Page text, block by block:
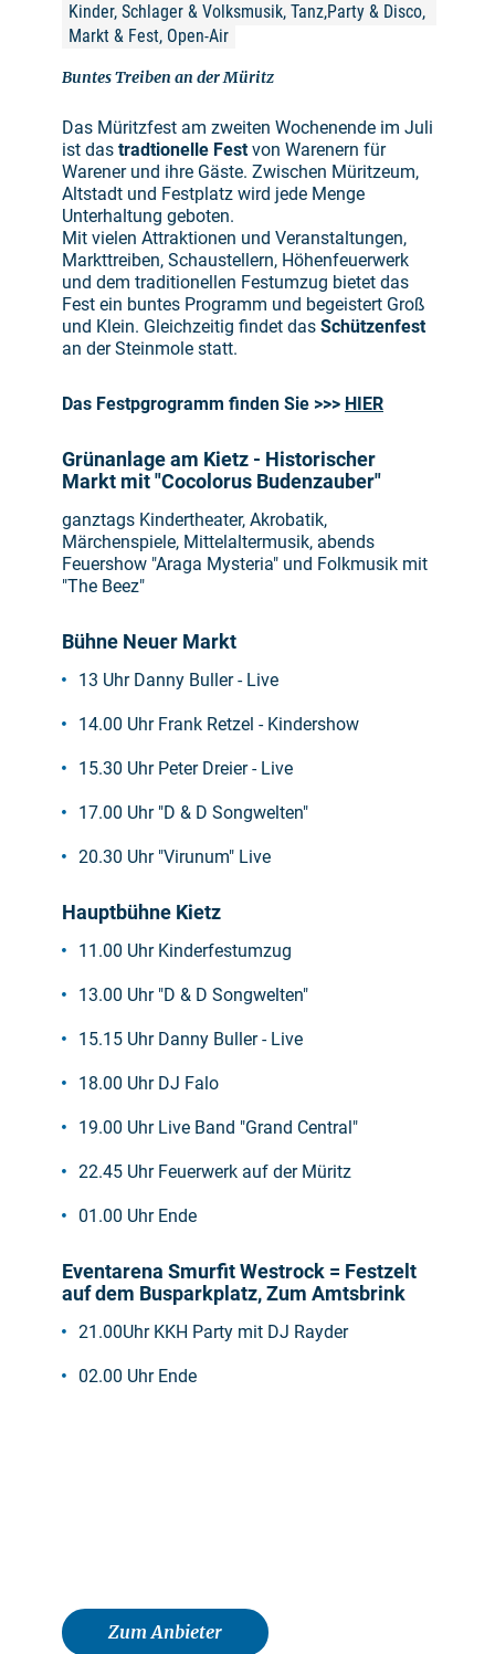
Kinder, Schlager & Volksmusik, Tanz,Party & Disco,
Markt & Fest, Open-Air
Buntes Treiben an der Müritz
Das Müritzfest am zweiten Wochenende im Juli
ist das tradtionelle Festvon Warenern für
Warener und ihre Gäste. Zwischen Müritzeum,
Altstadt und Festplatz wird jede Menge
Unterhaltung geboten.
Mit vielen Attraktionen und Veranstaltungen,
Markttreiben, Schaustellern, Höhenfeuerwerk
und dem traditionellen Festumzug bietet das
Fest ein buntes Programm und begeistert Groß
und Klein. Gleichzeitig findet das Schützenfest
an der Steinmole statt.
Das Festpgrogramm finden Sie >>> HIER
Grünanlage am Kietz - Historischer
Markt mit "Cocolorus Budenzauber"
ganztags Kindertheater, Akrobatik,
Märchenspiele, Mittelaltermusik, abends
Feuershow "Araga Mysteria" und Folkmusik mit
"The Beez"
Bühne Neuer Markt
13 Uhr Danny Buller - Live
14.00 Uhr Frank Retzel - Kindershow
15.30 Uhr Peter Dreier - Live
17.00 Uhr "D & D Songwelten"
20.30 Uhr "Virunum" Live
Hauptbühne Kietz
11.00 Uhr Kinderfestumzug
13.00 Uhr "D & D Songwelten"
15.15 Uhr Danny Buller - Live
18.00 Uhr DJ Falo
19.00 Uhr Live Band "Grand Central"
22.45 Uhr Feuerwerk auf der Müritz
01.00 Uhr Ende
Eventarena Smurfit Westrock = Festzelt
auf dem Busparkplatz, Zum Amtsbrink
21.00Uhr KKH Party mit DJ Rayder
02.00 Uhr Ende
Zum Anbieter